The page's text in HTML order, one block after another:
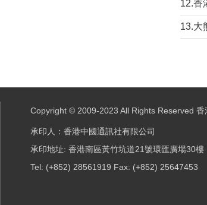
13.大
Copyright © 2009-2023 All Rights Reserved
承印人：香港中國通訊社有限公司
承印地址: 香港南區黃竹坑道21號環匯廣場30樓
Tel: (+852) 28561919 Fax: (+852) 25647453